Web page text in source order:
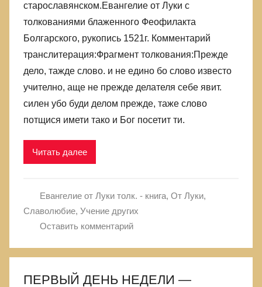
старославянском.Евангелие от Луки с
толкованиями блаженного Феофилакта
Болгарского, рукопись 1521г. Комментарий
транслитерация:Фрагмент толкования:Прежде
дело, тажде слово. и не едино бо слово известо
учително, аще не прежде делателя себе явит.
силен убо буди делом прежде, таже слово
потщися имети тако и Бог посетит ти.
Читать далее
Евангелие от Луки толк. - книга, От Луки,
Славолюбие, Учение других
Оставить комментарий
ПЕРВЫЙ ДЕНЬ НЕДЕЛИ —